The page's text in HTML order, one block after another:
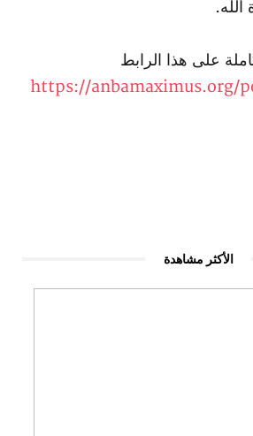
الله.
على هذا الرابط
https://anbamaximus.org/
الأكثر مشاهدة